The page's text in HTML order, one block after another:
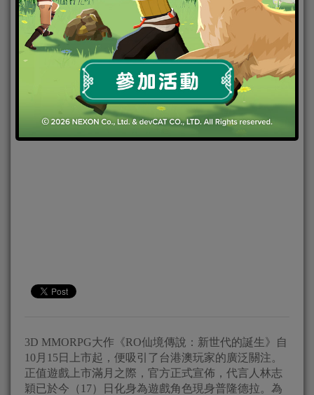
3D MMORPG大作《RO仙境傳說：新世代的誕生》自
10月15日上市起，便吸引了台港澳玩家的廣泛關注。
正值遊戲上市滿月之際，官方正式宣佈，代言人林志
穎已於今（17）日化身為遊戲角色現身普隆德拉。為